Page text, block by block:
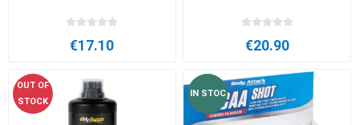
€17.10 €20.90
OUT OF
STOCK
IN STOC